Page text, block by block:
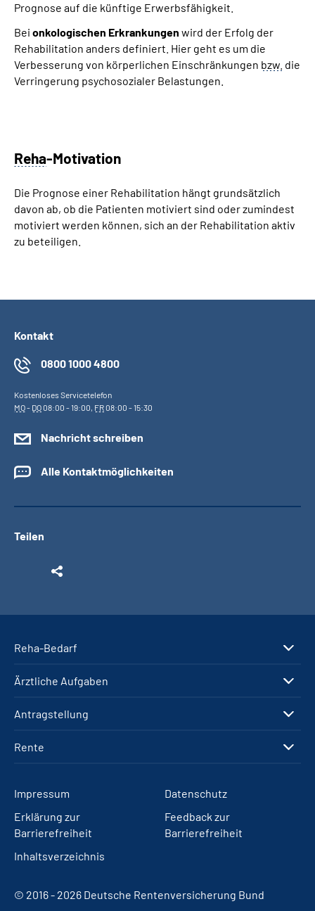
Prognose auf die künftige Erwerbsfähigkeit.
Bei onkologischen Erkrankungen wird der Erfolg der
Rehabilitation anders definiert. Hier geht es um die
Verbesserung von körperlichen Einschränkungen bzw. die
Verringerung psychosozialer Belastungen.
Reha-Motivation
Die Prognose einer Rehabilitation hängt grundsätzlich
davon ab, ob die Patienten motiviert sind oder zumindest
motiviert werden können, sich an der Rehabilitation aktiv
zu beteiligen.
Kontakt
0800 1000 4800
Kostenloses Servicetelefon
MO- DO08:00 - 19:00, FR08:00 - 15:30
Nachricht schreiben
Alle Kontaktmöglichkeiten
Teilen
Reha-Bedarf
Ärztliche Aufgaben
Antragstellung
Rente
Impressum
Datenschutz
Erklärung zur
Barrierefreiheit
Feedback zur
Barrierefreiheit
Inhaltsverzeichnis
© 2016 - 2026 Deutsche Rentenversicherung Bund